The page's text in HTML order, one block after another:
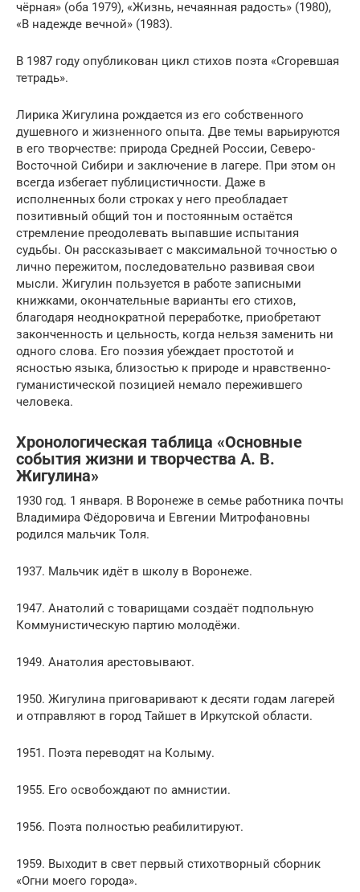
чёрная» (оба 1979), «Жизнь, нечаянная радость» (1980),
«В надежде вечной» (1983).
В 1987 году опубликован цикл стихов поэта «Сгоревшая
тетрадь».
Лирика Жигулина рождается из его собственного
душевного и жизненного опыта. Две темы варьируются
в его творчестве: природа Средней России, Северо-
Восточной Сибири и заключение в лагере. При этом он
всегда избегает публицистичности. Даже в
исполненных боли строках у него преобладает
позитивный общий тон и постоянным остаётся
стремление преодолевать выпавшие испытания
судьбы. Он рассказывает с максимальной точностью о
лично пережитом, последовательно развивая свои
мысли. Жигулин пользуется в работе записными
книжками, окончательные варианты его стихов,
благодаря неоднократной переработке, приобретают
законченность и цельность, когда нельзя заменить ни
одного слова. Его поэзия убеждает простотой и
ясностью языка, близостью к природе и нравственно-
гуманистической позицией немало пережившего
человека.
Хронологическая таблица «Основные
события жизни и творчества А. В.
Жигулина»
1930 год. 1 января. В Воронеже в семье работника почты
Владимира Фёдоровича и Евгении Митрофановны
родился мальчик Толя.
1937. Мальчик идёт в школу в Воронеже.
1947. Анатолий с товарищами создаёт подпольную
Коммунистическую партию молодёжи.
1949. Анатолия арестовывают.
1950. Жигулина приговаривают к десяти годам лагерей
и отправляют в город Тайшет в Иркутской области.
1951. Поэта переводят на Колыму.
1955. Его освобождают по амнистии.
1956. Поэта полностью реабилитируют.
1959. Выходит в свет первый стихотворный сборник
«Огни моего города».